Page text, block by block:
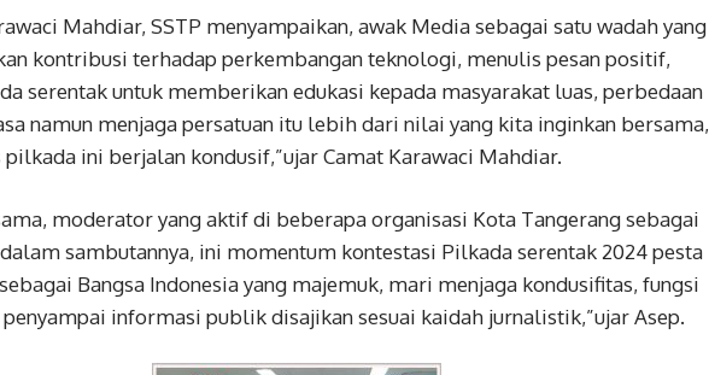
Mahdiar, SSTP menyampaikan, awak Media sebagai satu wadah yang
kontribusi terhadap perkembangan teknologi, menulis pesan positif,
serentak untuk memberikan edukasi kepada masyarakat luas, perbedaan
namun menjaga persatuan itu lebih dari nilai yang kita inginkan bersama,
ini berjalan kondusif,”ujar Camat Karawaci Mahdiar.
moderator yang aktif di beberapa organisasi Kota Tangerang sebagai
sambutannya, ini momentum kontestasi Pilkada serentak 2024 pesta
Bangsa Indonesia yang majemuk, mari menjaga kondusifitas, fungsi
informasi publik disajikan sesuai kaidah jurnalistik,”ujar Asep.